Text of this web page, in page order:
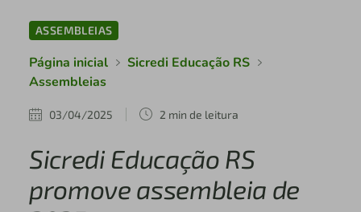
ASSEMBLEIAS
Página inicial
Sicredi Educação RS
Assembleias
03/04/2025 2 min de leitura
Sicredi Educação RS
promove assembleia de